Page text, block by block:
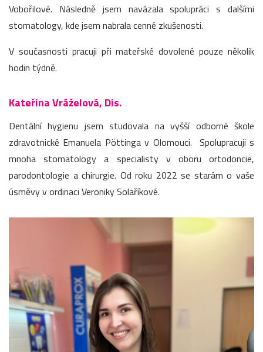
Vobořilové. Následně jsem navázala spolupráci s dalšími
stomatology, kde jsem nabrala cenné zkušenosti.
V současnosti pracuji při mateřské dovolené pouze několik
hodin týdně.
Kateřina Vráželová, Dis.
Dentální hygienu jsem studovala na vyšší odborné škole
zdravotnické Emanuela Pöttinga v Olomouci. Spolupracuji s
mnoha stomatology a specialisty v oboru ortodoncie,
parodontologie a chirurgie. Od roku 2022 se starám o vaše
úsměvy v ordinaci Veroniky Solaříkové.